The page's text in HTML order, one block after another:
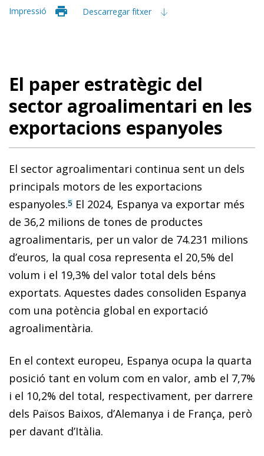
Impressió Descarregar fitxer
El paper estratègic del
sector agroalimentari en les
exportacions espanyoles
El sector agroalimentari continua sent un dels
principals motors de les exportacions
espanyoles.5 El 2024, Espanya va exportar més
de 36,2 milions de tones de productes
agroalimentaris, per un valor de 74.231 milions
d’euros, la qual cosa representa el 20,5% del
volum i el 19,3% del valor total dels béns
exportats. Aquestes dades consoliden Espanya
com una potència global en exportació
agroalimentària.
En el context europeu, Espanya ocupa la quarta
posició tant en volum com en valor, amb el 7,7%
i el 10,2% del total, respectivament, per darrere
dels Països Baixos, d’Alemanya i de França, però
per davant d’Itàlia.